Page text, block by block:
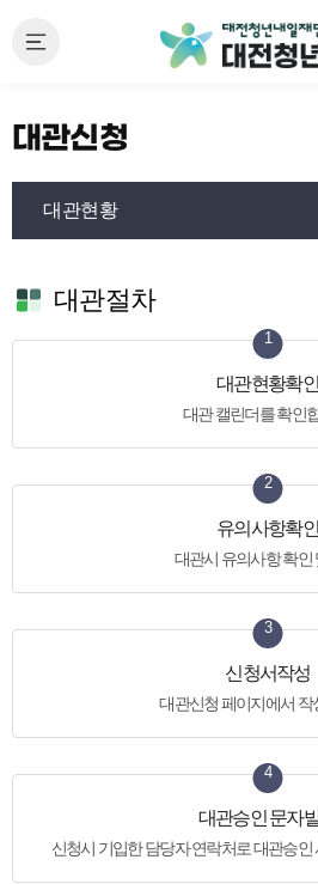
대관신청
대관현황
대관절차
1
대관현황확인
대관 캘린더를 확인
2
유의사항확인
대관시 유의사항 확인
3
신청서작성
대관신청 페이지에서 작
4
대관승인 문자
신청시 기입한 담당자 연락처로 대관승